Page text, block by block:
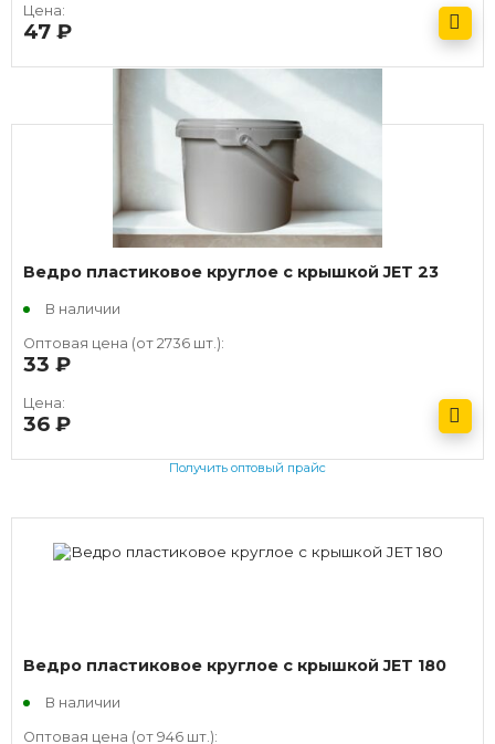
Цена:
47
Получить оптовый прайс
Ведро пластиковое круглое с крышкой JET 23
В наличии
Оптовая цена (от 2736 шт.):
33
Цена:
36
Получить оптовый прайс
Ведро пластиковое круглое с крышкой JET 180
В наличии
Оптовая цена (от 946 шт.):